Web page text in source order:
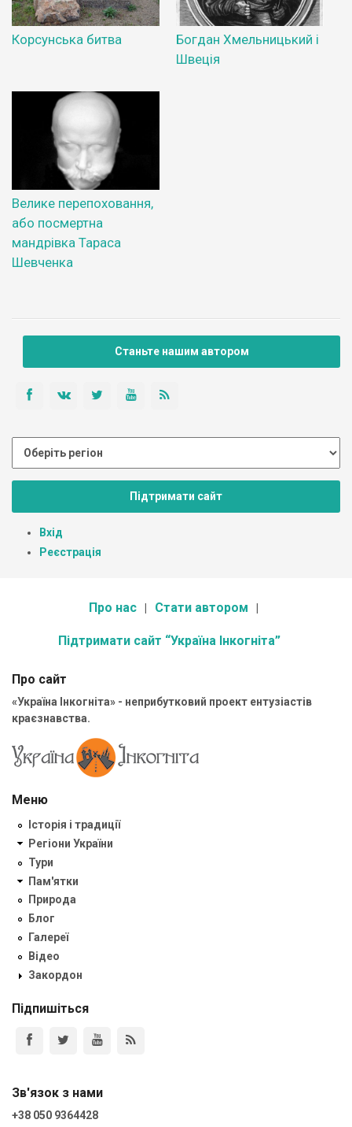
Корсунська битва
Богдан Хмельницький і
Швеція
Велике перепоховання,
або посмертна
мандрівка Тараса
Шевченка
Станьте нашим автором
Підтримати сайт
Вхід
Реєстрація
Про нас Стати автором
Підтримати сайт “Україна Інкогніта”
Про сайт
«Україна Інкогніта» - неприбутковий проект ентузіастів
краєзнавства.
Меню
Історія і традиції
Регіони України
Тури
Пам'ятки
Природа
Блог
Галереї
Відео
Закордон
Підпишіться
Зв'язок з нами
+38 050 9364428